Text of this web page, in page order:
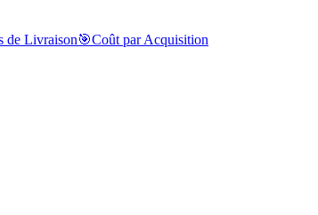
de Livraison🎯Coût par Acquisition